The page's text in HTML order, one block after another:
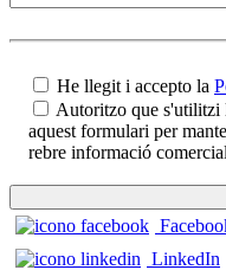
He llegit i accepto la
Autoritzo que s'utilitzi
aquest formulari per
rebre informació
LinkedIn